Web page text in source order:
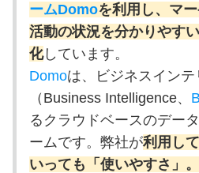
ームDomoを利用し、マ
活動の状況を分かりやす
化しています。
Domoは、ビジネスインテ
（Business Intelligence、
るクラウドベースのデー
ームです。弊社が利用し
いっても「使いやすさ」